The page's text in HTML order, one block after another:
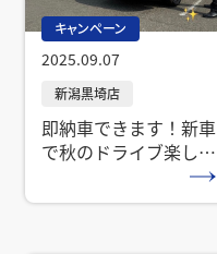
キャンペーン
2025.09.07
即納車できます！新車
で秋のドライブ楽しみ